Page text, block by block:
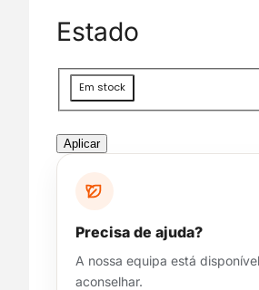
Estado
i
p
b
Em stock
Aplicar
Precisa de ajuda?
A nossa equipa está
aconselhar.